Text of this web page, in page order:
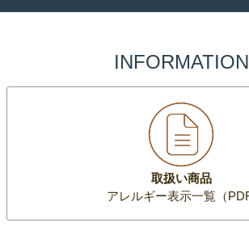
INFORMATION
取扱い商品
アレルギー表示一覧（